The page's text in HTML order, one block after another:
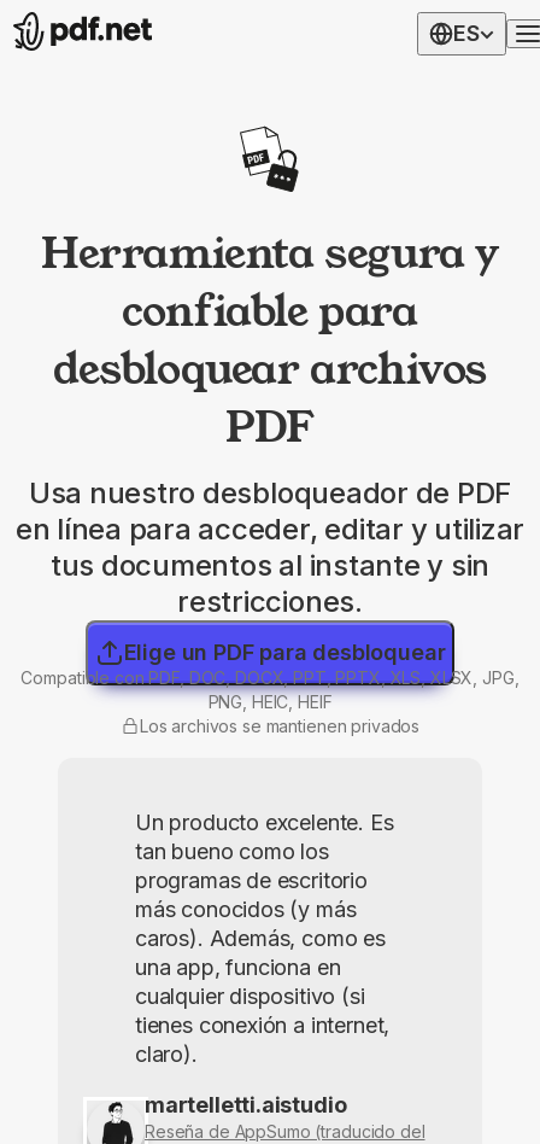
ES
Herramienta segura y
confiable para
desbloquear archivos
PDF
Usa nuestro desbloqueador de PDF
en línea para acceder, editar y utilizar
tus documentos al instante y sin
restricciones.
Elige un PDF para desbloquear
Compatible con PDF, DOC, DOCX, PPT, PPTX, XLS, XLSX, JPG,
PNG, HEIC, HEIF
Los archivos se mantienen privados
Un producto excelente. Es
tan bueno como los
programas de escritorio
más conocidos (y más
caros). Además, como es
una app, funciona en
cualquier dispositivo (si
tienes conexión a internet,
claro).
martelletti.aistudio
Reseña de AppSumo (traducido del